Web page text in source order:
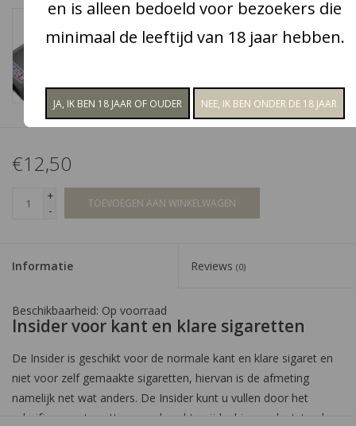
Blog
€12,50
+
-
TOEVOEGEN AAN WINKELWAGEN
Informatie Reviews (0)
Beschikbaarheid: Op voorraad
Insider voor kant en klare sigaretten
De Insider is geschikt voor de normale kant en klare sigaret en
niet voor zelf gemaakte sigaretten, hiervan is de afmeting
namelijk net wat anders. De Insider kunt u vullen door het
schuifje open te zetten aan de achterzijde, hierop plaatst u de
en is alleen bedoeld voor bezoekers die
minimaal de leeftijd van 18 jaar hebben.